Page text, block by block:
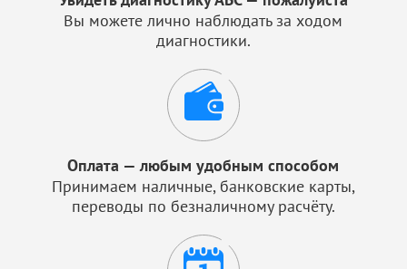
Вы можете лично наблюдать за ходом
диагностики.
Оплата — любым удобным способом
Принимаем наличные, банковские карты,
переводы по безналичному расчёту.